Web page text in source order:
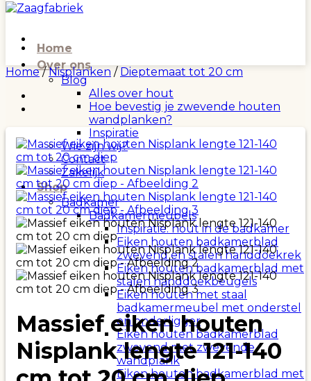
Home
Over ons
Blog
Alles over hout
Hoe bevestig je zwevende houten
wandplanken?
Inspiratie
Wie zijn wij?
Contact
Zakelijk
Shop
Badkamer
Badkamermeubels
Inspiratie: hout in de badkamer
Eiken houten badkamerblad
zwevend en stalen handdoekrek
Eiken houten badkamerblad met
stalen handdoekbeugels
Eiken houten met staal
badkamermeubel met onderstel
en onderligger
Eiken houten badkamerblad
zwevend met zwevende
wandplank
Eiken houten badkamerblad met
Home / Nisplanken / Dieptemaat tot 20 cm
Massief eiken houten
Nisplank lengte 121-140